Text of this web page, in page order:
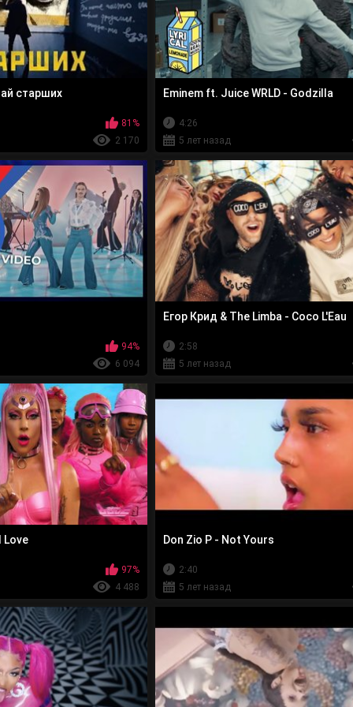
старших
81%
2 170
Eminem ft. Juice WRLD - Godzilla
4:26
5 лет назад
94%
6 094
Егор Крид & The Limba - Coco L'Eau
2:58
5 лет назад
Love
97%
4 488
Don Zio P - Not Yours
2:40
5 лет назад